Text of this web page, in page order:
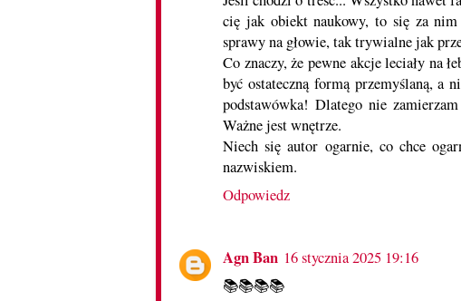
cię jak obiekt naukowy, to się za
sprawy na głowie, tak trywialne jak
Co znaczy, że pewne akcje leciały na
być ostateczną formą przemyślaną, a
podstawówka! Dlatego nie
Ważne jest wnętrze.
Niech się autor ogarnie, co chce
nazwiskiem.
Odpowiedz
Agn Ban 16 stycznia 2025 19:16
📚📚📚📚